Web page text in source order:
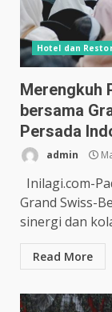
Hotel dan
Merengkuh
bersama
Persada
admin
Inilagi.com-
Grand Swiss-
sinergi dan
Read More